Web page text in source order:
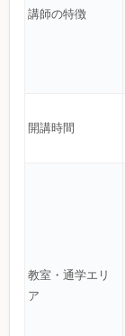
講師の特徴
開講時間
教室・通学エリ
ア